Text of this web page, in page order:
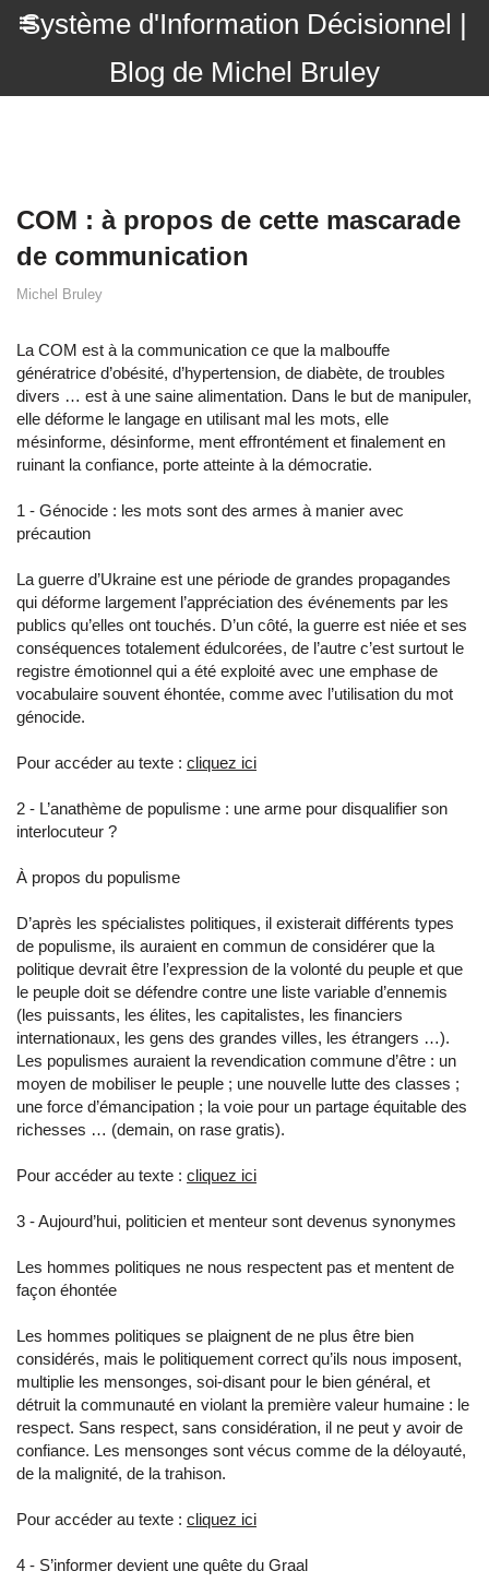
Système d'Information Décisionnel |
Blog de Michel Bruley
COM : à propos de cette mascarade
de communication
Michel Bruley
La COM est à la communication ce que la malbouffe
génératrice d’obésité, d’hypertension, de diabète, de troubles
divers … est à une saine alimentation. Dans le but de manipuler,
elle déforme le langage en utilisant mal les mots, elle
mésinforme, désinforme, ment effrontément et finalement en
ruinant la confiance, porte atteinte à la démocratie.
1 - Génocide : les mots sont des armes à manier avec
précaution
La guerre d’Ukraine est une période de grandes propagandes
qui déforme largement l’appréciation des événements par les
publics qu’elles ont touchés. D’un côté, la guerre est niée et ses
conséquences totalement édulcorées, de l’autre c’est surtout le
registre émotionnel qui a été exploité avec une emphase de
vocabulaire souvent éhontée, comme avec l’utilisation du mot
génocide.
Pour accéder au texte : cliquez ici
2 - L’anathème de populisme : une arme pour disqualifier son
interlocuteur ?
À propos du populisme
D’après les spécialistes politiques, il existerait différents types
de populisme, ils auraient en commun de considérer que la
politique devrait être l’expression de la volonté du peuple et que
le peuple doit se défendre contre une liste variable d’ennemis
(les puissants, les élites, les capitalistes, les financiers
internationaux, les gens des grandes villes, les étrangers …).
Les populismes auraient la revendication commune d’être : un
moyen de mobiliser le peuple ; une nouvelle lutte des classes ;
une force d’émancipation ; la voie pour un partage équitable des
richesses … (demain, on rase gratis).
Pour accéder au texte : cliquez ici
3 - Aujourd’hui, politicien et menteur sont devenus synonymes
Les hommes politiques ne nous respectent pas et mentent de
façon éhontée
Les hommes politiques se plaignent de ne plus être bien
considérés, mais le politiquement correct qu’ils nous imposent,
multiplie les mensonges, soi-disant pour le bien général, et
détruit la communauté en violant la première valeur humaine : le
respect. Sans respect, sans considération, il ne peut y avoir de
confiance. Les mensonges sont vécus comme de la déloyauté,
de la malignité, de la trahison.
Pour accéder au texte : cliquez ici
4 - S’informer devient une quête du Graal